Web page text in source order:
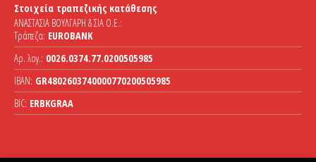
Στοιχεία τραπεζικής κατάθεσης
ΑΝΑΣΤΑΣΙΑ ΒΟΥΛΓΑΡΗ & ΣΙΑ Ο.Ε.:
Τράπεζα: EUROBANK
Αρ. λογ.: 0026.0374.77.0200505985
IBAN: GR4802603740000770200505985
BIC: ERBKGRAA